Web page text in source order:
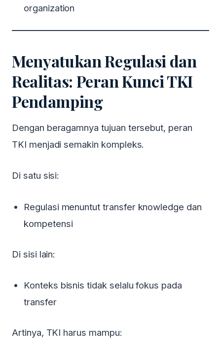
organization
Menyatukan Regulasi dan
Realitas: Peran Kunci TKI
Pendamping
Dengan beragamnya tujuan tersebut, peran
TKI menjadi semakin kompleks.
Di satu sisi:
Regulasi menuntut transfer knowledge dan
kompetensi
Di sisi lain:
Konteks bisnis tidak selalu fokus pada
transfer
Artinya, TKI harus mampu: